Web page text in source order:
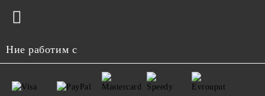
Ние работим с